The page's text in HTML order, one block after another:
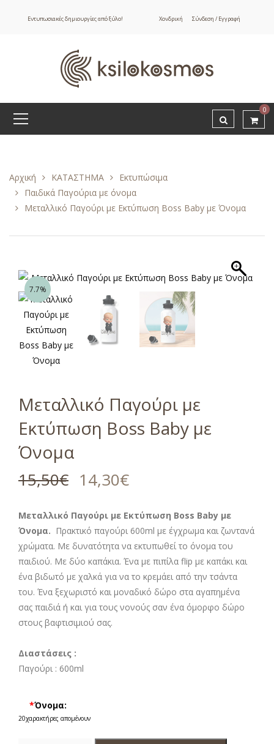
Εντυπωσιακές δημιουργίες από ξύλο! Χονδρική Σύνδεση / Εγγραφή
0
Αρχική ΚΑΤΑΣΤΗΜΑ
Εκτυπώσιμα
Παιδικά Παγούρια με όνομα
Μεταλλικό Παγούρι με Εκτύπωση Boss Baby με Όνομα
7.7%
Μεταλλικό Παγούρι με
Εκτύπωση Boss Baby με
Όνομα
15,50€ 14,30€
Μεταλλικό Παγούρι με Εκτύπωση Boss Baby με
Όνομα. Πρακτικό παγούρι 600ml με έγχρωμα και ζωντανά
χρώματα. Με δυνατότητα να εκτυπωθεί το όνομα του
παιδιού. Με δύο καπάκια. Ένα με πιπίλα flip με καπάκι και
ένα βιδωτό με χαλκά για να το κρεμάει από την τσάντα
του. Ένα ξεχωριστό και μοναδικό δώρο στα αγαπημένα
σας παιδιά ή και για τους νονούς σαν ένα όμορφο δώρο
στους βαφτισιμιού σας.
Διαστάσεις :
Παγούρι : 600ml
*Όνομα:
20χαρακτήρες απομένουν